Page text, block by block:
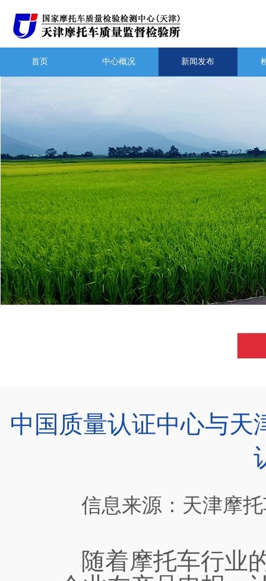
首页 中心概况 新闻发布
中国质量认证中心与天
信息来源：天津摩
随着摩托车行业